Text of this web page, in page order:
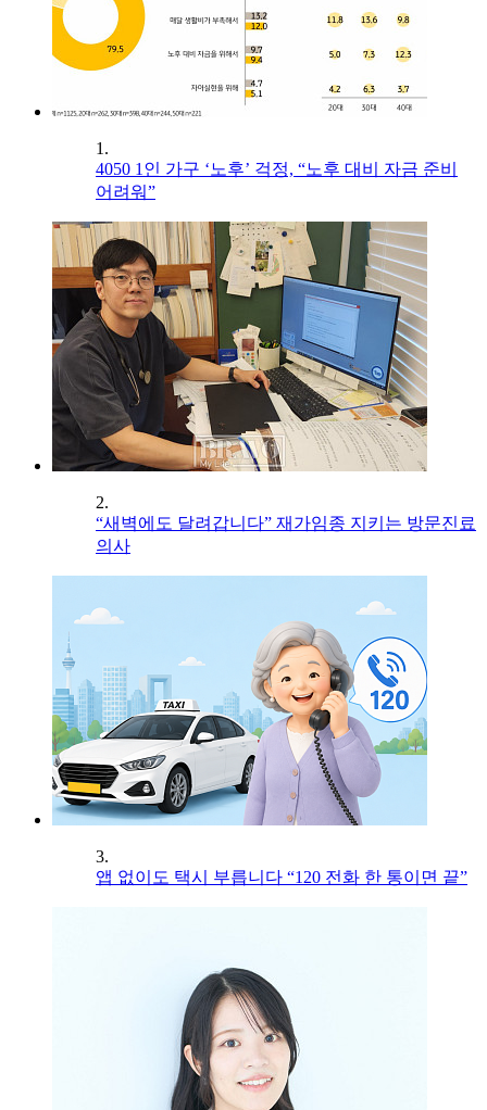
1.
4050 1인 가구 ‘노후’ 걱정, “노후 대비 자금 준비
어려워”
2.
“새벽에도 달려갑니다” 재가임종 지키는 방문진료
의사
3.
앱 없이도 택시 부릅니다 “120 전화 한 통이면 끝”